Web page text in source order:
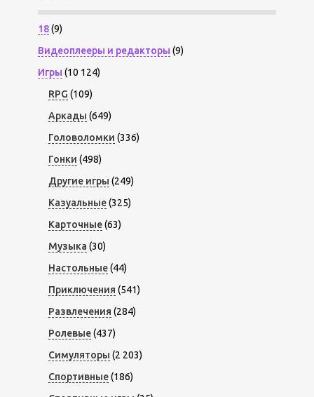
18(9)
Видеоплееры и редакторы (9)
Игры (10 124)
RPG (109)
Аркады (649)
Головоломки (336)
Гонки (498)
Другие игры (249)
Казуальные(325)
Карточные(63)
Музыка (30)
Настольные(44)
Приключения (541)
Развлечения (284)
Ролевые(437)
Симуляторы (2 203)
Спортивные(186)